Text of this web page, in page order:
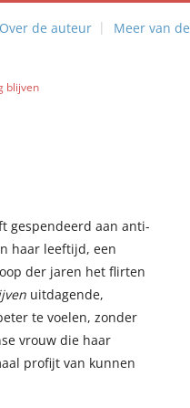
Over de auteur Meer van
blijven
gespendeerd aan anti-
haar leeftijd, een
der jaren het flirten
uitdagende,
te voelen, zonder
vrouw die haar
profijt van kunnen